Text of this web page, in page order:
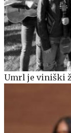
Umrl je viniški